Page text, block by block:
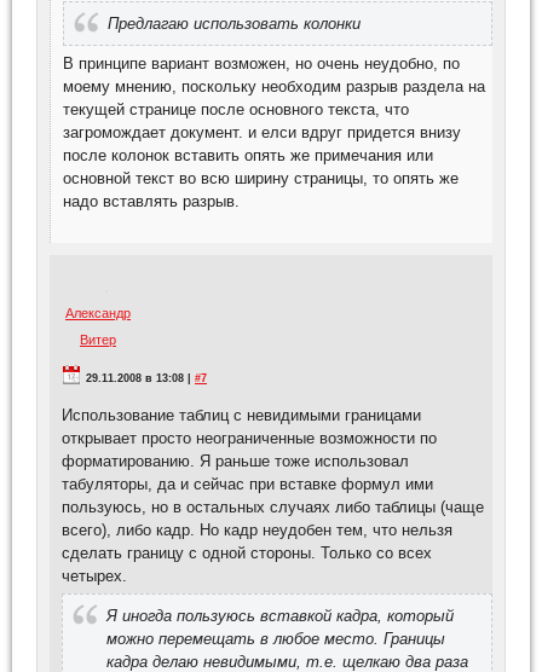
Предлагаю использовать колонки
В принципе вариант возможен, но очень неудобно, по
моему мнению, поскольку необходим разрыв раздела на
текущей странице после основного текста, что
загромождает документ. и елси вдруг придется внизу
после колонок вставить опять же примечания или
основной текст во всю ширину страницы, то опять же
надо вставлять разрыв.
Александр
Витер
29.11.2008 в 13:08 | #7
Использование таблиц с невидимыми границами
открывает просто неограниченные возможности по
форматированию. Я раньше тоже использовал
табуляторы, да и сейчас при вставке формул ими
пользуюсь, но в остальных случаях либо таблицы (чаще
всего), либо кадр. Но кадр неудобен тем, что нельзя
сделать границу с одной стороны. Только со всех
четырех.
Я иногда пользуюсь вставкой кадра, который
можно перемещать в любое место. Границы
кадра делаю невидимыми, т.е. щелкаю два раза